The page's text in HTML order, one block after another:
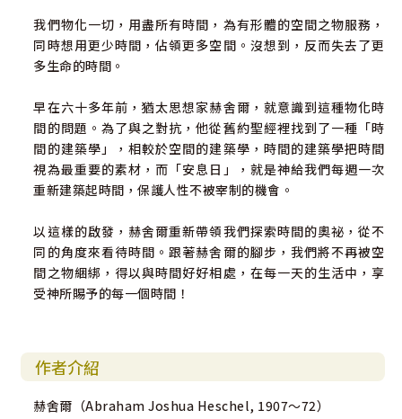
我們物化一切，用盡所有時間，為有形體的空間之物服務，
同時想用更少時間，佔領更多空間。沒想到，反而失去了更
多生命的時間。
早在六十多年前，猶太思想家赫舍爾，就意識到這種物化時
間的問題。為了與之對抗，他從舊約聖經裡找到了一種「時
間的建築學」，相較於空間的建築學，時間的建築學把時間
視為最重要的素材，而「安息日」，就是神給我們每週一次
重新建築起時間，保護人性不被宰制的機會。
以這樣的啟發，赫舍爾重新帶領我們探索時間的奧祕，從不
同的角度來看待時間。跟著赫舍爾的腳步，我們將不再被空
間之物綑綁，得以與時間好好相處，在每一天的生活中，享
受神所賜予的每一個時間！
作者介紹
赫舍爾（Abraham Joshua Heschel, 1907～72）